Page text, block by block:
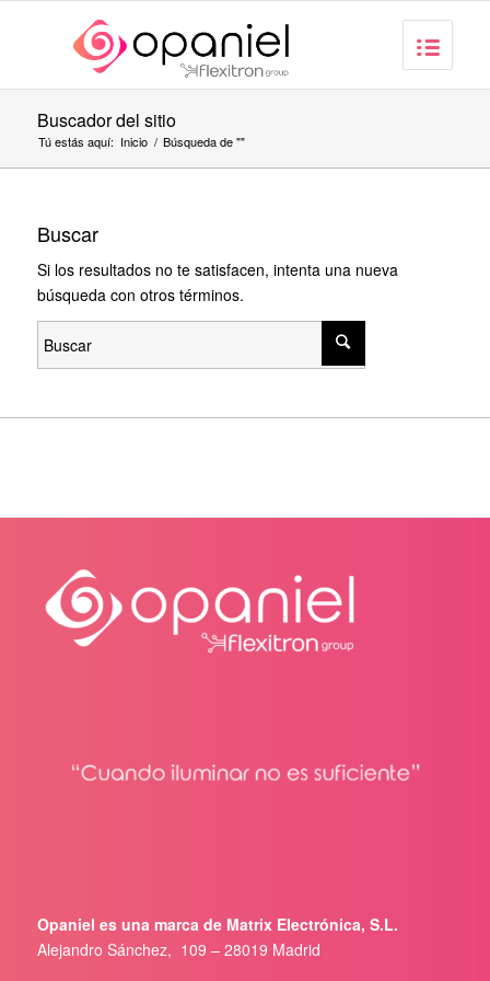
Buscador del sitio
Tú estás aquí: Inicio / Búsqueda de ""
Buscar
Si los resultados no te satisfacen, intenta una nueva
búsqueda con otros términos.
Opaniel es una marca de Matrix Electrónica, S.L.
Alejandro Sánchez, 109 – 28019 Madrid